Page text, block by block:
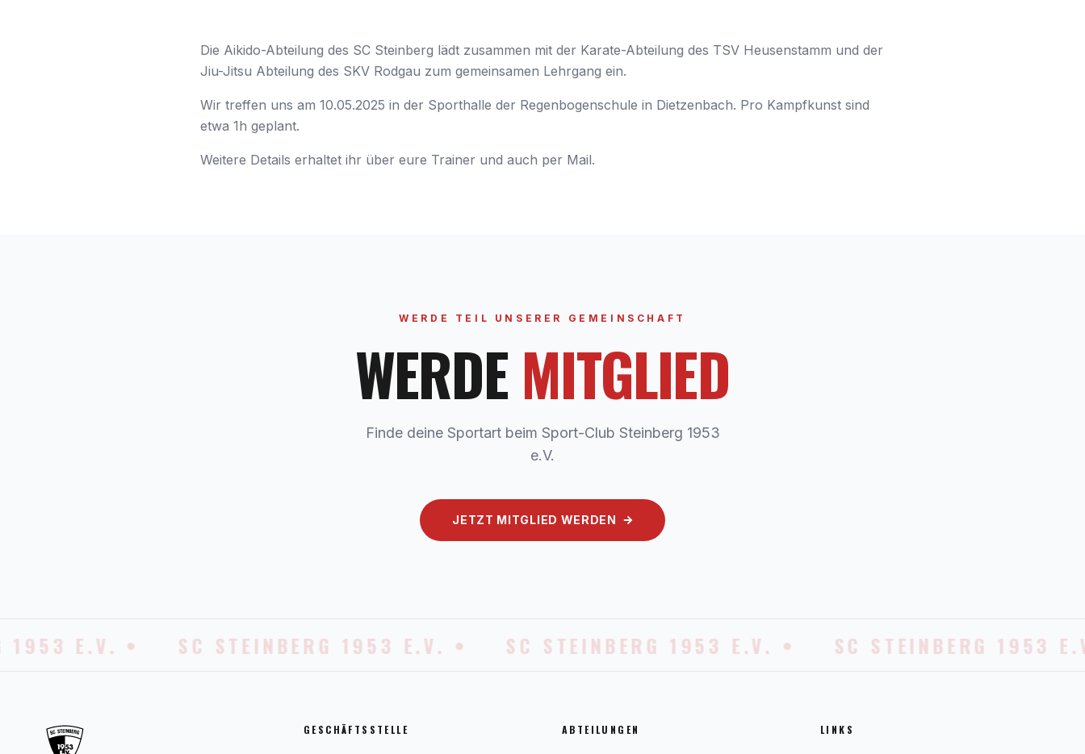
Die Aikido-Abteilung des SC Steinberg lädt zusammen mit der Karate-Abteilung des TSV Heusenstamm und der
Jiu-Jitsu Abteilung des SKV Rodgau zum gemeinsamen Lehrgang ein.
Wir treffen uns am 10.05.2025 in der Sporthalle der Regenbogenschule in Dietzenbach. Pro Kampfkunst sind
etwa 1h geplant.
Weitere Details erhaltet ihr über eure Trainer und auch per Mail.
WERDE TEIL UNSERER GEMEINSCHAFT
WERDEMITGLIED
Finde deine Sportart beim Sport-Club Steinberg 1953
e.V.
JETZT MITGLIED WERDEN
E.V. • SC STEINBERG 1953 E.V. • SC STEINBERG 1953 E.V. • SC STEINBERG 1953
GESCHÄFTSSTELLE ABTEILUNGEN LINKS